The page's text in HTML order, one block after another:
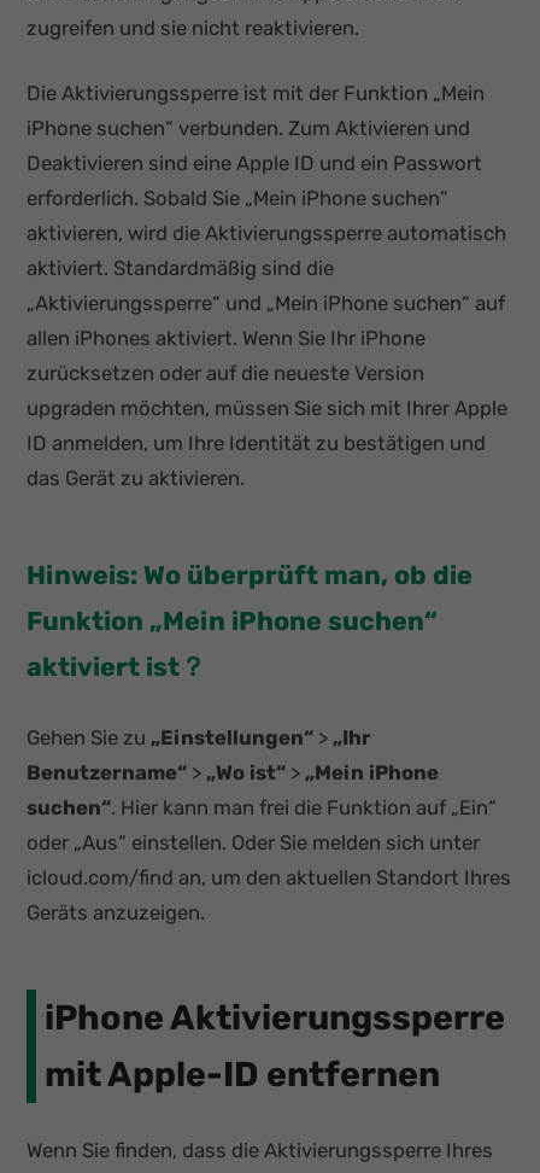
zugreifen und sie nicht reaktivieren.
Die Aktivierungssperre ist mit der Funktion „Mein
iPhone suchen“ verbunden. Zum Aktivieren und
Deaktivieren sind eine Apple ID und ein Passwort
erforderlich. Sobald Sie „Mein iPhone suchen“
aktivieren, wird die Aktivierungssperre automatisch
aktiviert. Standardmäßig sind die
„Aktivierungssperre“ und „Mein iPhone suchen“ auf
allen iPhones aktiviert. Wenn Sie Ihr iPhone
zurücksetzen oder auf die neueste Version
upgraden möchten, müssen Sie sich mit Ihrer Apple
ID anmelden, um Ihre Identität zu bestätigen und
das Gerät zu aktivieren.
Hinweis: Wo überprüft man, ob die
Funktion „Mein iPhone suchen“
aktiviert ist？
Gehen Sie zu „Einstellungen“ > „Ihr
Benutzername“ > „Wo ist“ > „Mein iPhone
suchen“. Hier kann man frei die Funktion auf „Ein“
oder „Aus“ einstellen. Oder Sie melden sich unter
icloud.com/find an, um den aktuellen Standort Ihres
Geräts anzuzeigen.
iPhone Aktivierungssperre
mit Apple-ID entfernen
Wenn Sie finden, dass die Aktivierungssperre Ihres